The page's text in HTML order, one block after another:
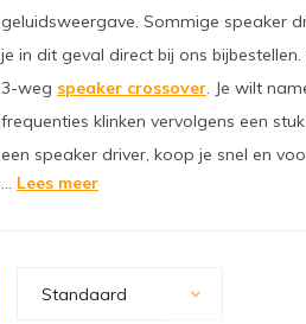
geluidsweergave. Sommige speaker
je in dit geval direct bij ons
3-weg speaker crossover. Je wilt
frequenties klinken vervolgens een
een speaker driver, koop je snel en
... Lees meer
Standaard